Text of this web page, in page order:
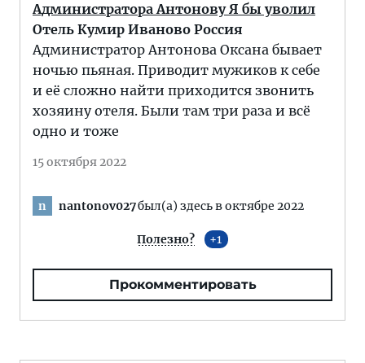
Администратора Антонову Я бы уволил
Отель Кумир Иваново Россия
Администратор Антонова Оксана бывает
ночью пьяная. Приводит мужиков к себе
и её сложно найти приходится звонить
хозяину отеля. Были там три раза и всё
одно и тоже
15 октября 2022
n nantonov027был(а) здесь в октябре 2022
Полезно? 1
Прокомментировать